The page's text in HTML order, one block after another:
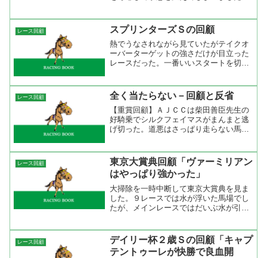
手を取る展開。岩田康誠だったのでちょ
っと嫌な感じがしていました...
レース回顧 スプリンターズＳの回顧
熱でうなされながら見ていたがテイクオ
ーバーターゲットの強さだけが目立った
レースだった。一番いいスタートを切っ
そのうちにいたテイクオーバーターゲッ
トは２の脚が早くサイレン...
レース回顧 全く当たらない－回顧と反省
【重賞回顧】ＡＪＣＣは柴田善臣先生の
好騎乗でシルクフェイマスがまんまと逃
げ切った。道悪はさっぱり走らない馬だ
しようもない。シルクフェイマスは道悪
競馬は苦手という認識が騎手...
レース回顧
東京大賞典回顧「ヴァーミリアン
はやっぱり強かった」
大掃除を一時中断して東京大賞典を見ま
した。９レースでは水が浮いた馬場でし
たが、メインレースではだいぶ水が引い
さえた方がいいかなって思ったけど初志
貫徹で行きました。 レー...
レース回顧
デイリー杯２歳Ｓの回顧「キャプ
テントゥーレが快勝で良血開